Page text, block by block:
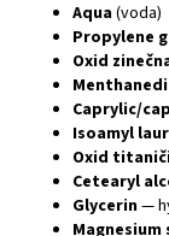
Aqua(voda)
Propylene
Oxid
Caprylic/
Isoamyl
Oxid
Cetearyl
Glycerin—